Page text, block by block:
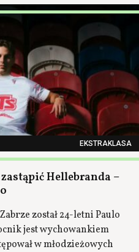
EKSTRAKLASA
Hellebranda –
został 24-letni Paulo
jest wychowankiem
w młodzieżowych